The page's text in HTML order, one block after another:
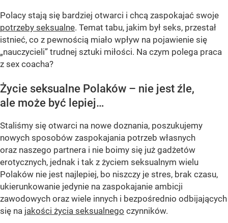
Polacy stają się bardziej otwarci i chcą zaspokajać swoje
potrzeby seksualne. Temat tabu, jakim był seks, przestał
istnieć, co z pewnością miało wpływ na pojawienie się
„nauczycieli” trudnej sztuki miłości. Na czym polega praca
z sex coacha?
Życie seksualne Polaków – nie jest źle,
ale może być lepiej…
Staliśmy się otwarci na nowe doznania, poszukujemy
nowych sposobów zaspokajania potrzeb własnych
oraz naszego partnera i nie boimy się już gadżetów
erotycznych, jednak i tak z życiem seksualnym wielu
Polaków nie jest najlepiej, bo niszczy je stres, brak czasu,
ukierunkowanie jedynie na zaspokajanie ambicji
zawodowych oraz wiele innych i bezpośrednio odbijających
się na jakości życia seksualnego czynników.